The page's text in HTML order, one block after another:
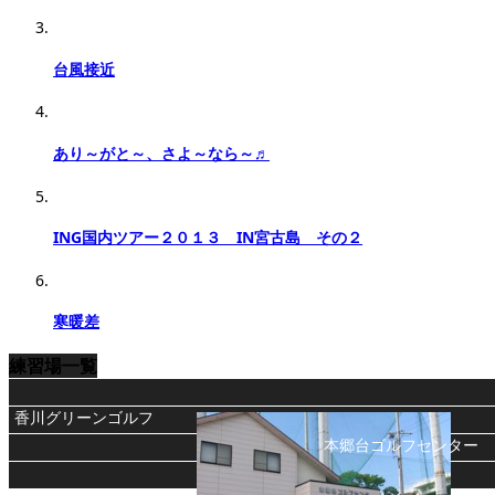
台風接近
あり～がと～、さよ～なら～♬
ING国内ツアー２０１３ IN宮古島 その２
寒暖差
練習場一覧
香川グリーンゴルフ
本郷台ゴルフセンター